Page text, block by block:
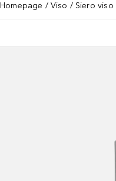
Homepage Viso Siero viso